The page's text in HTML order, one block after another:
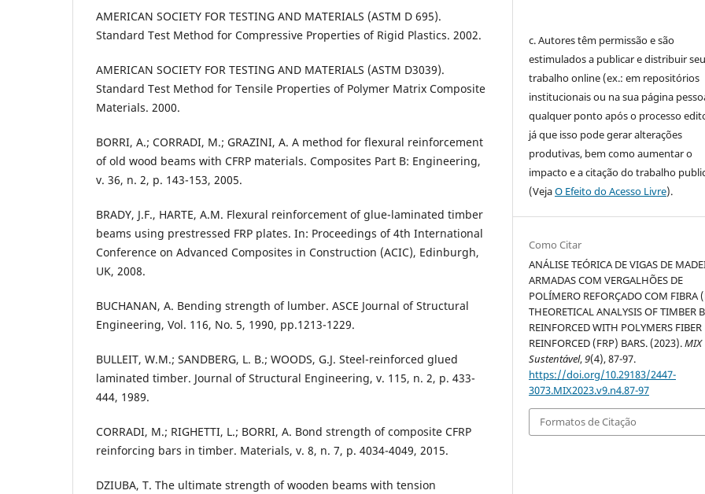
AMERICAN SOCIETY FOR TESTING AND MATERIALS (ASTM D 695).
Standard Test Method for Compressive Properties of Rigid Plastics. 2002.
AMERICAN SOCIETY FOR TESTING AND MATERIALS (ASTM D3039).
Standard Test Method for Tensile Properties of Polymer Matrix Composite
Materials. 2000.
BORRI, A.; CORRADI, M.; GRAZINI, A. A method for flexural reinforcement
of old wood beams with CFRP materials. Composites Part B: Engineering,
v. 36, n. 2, p. 143-153, 2005.
BRADY, J.F., HARTE, A.M. Flexural reinforcement of glue-laminated timber
beams using prestressed FRP plates. In: Proceedings of 4th International
Conference on Advanced Composites in Construction (ACIC), Edinburgh,
UK, 2008.
BUCHANAN, A. Bending strength of lumber. ASCE Journal of Structural
Engineering, Vol. 116, No. 5, 1990, pp.1213-1229.
BULLEIT, W.M.; SANDBERG, L. B.; WOODS, G.J. Steel-reinforced glued
laminated timber. Journal of Structural Engineering, v. 115, n. 2, p. 433-
444, 1989.
CORRADI, M.; RIGHETTI, L.; BORRI, A. Bond strength of composite CFRP
reinforcing bars in timber. Materials, v. 8, n. 7, p. 4034-4049, 2015.
DZIUBA, T. The ultimate strength of wooden beams with tension
c. Autores têm permissão e são
estimulados a publicar e distribuir seu
trabalho online (ex.: em repositórios
institucionais ou na sua página
qualquer ponto após o processo
já que isso pode gerar alterações
produtivas, bem como aumentar o
impacto e a citação do trabalho
(VejaO Efeito do Acesso Livre).
Como Citar
ANÁLISE TEÓRICA DE VIGAS DE
ARMADAS COM VERGALHÕES DE
POLÍMERO REFORÇADO COM FIBRA
THEORETICAL ANALYSIS OF TIMBER
REINFORCED WITH POLYMERS FIBER
REINFORCED (FRP) BARS. (2023).MIX
Sustentável,9(4), 87-97.
https://doi.org/10.29183/2447-
3073.MIX2023.v9.n4.87-97
Formatos de Citação